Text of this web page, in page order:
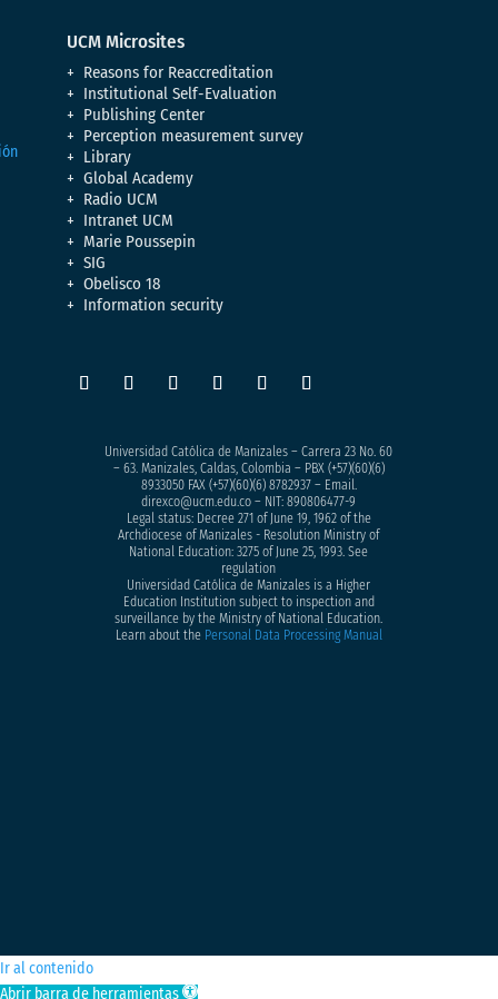
UCM Microsites
Reasons for Reaccreditation
Institutional Self-Evaluation
Publishing Center
Perception measurement survey
Library
Global Academy
Radio UCM
Intranet UCM
Marie Poussepin
SIG
Obelisco 18
Information security
Universidad Católica de Manizales – Carrera 23 No. 60
– 63. Manizales, Caldas, Colombia – PBX (+57)(60)(6)
8933050FAX (+57)(60)(6) 8782937 – Email.
direxco@ucm.edu.co – NIT: 890806477-9
Legal status: Decree 271 of June 19, 1962 of the
Archdiocese of Manizales - Resolution Ministry of
National Education: 3275 of June 25, 1993. See
regulation
Universidad Católica de Manizales is a Higher
Education Institution subject to inspection and
surveillance by the Ministry of National Education.
Learn about the Personal Data Processing Manual
Ir al contenido
Abrir barra de herramientas